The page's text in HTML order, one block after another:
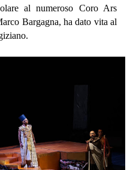
al numeroso Coro Ars
Bargagna, ha dato vita al